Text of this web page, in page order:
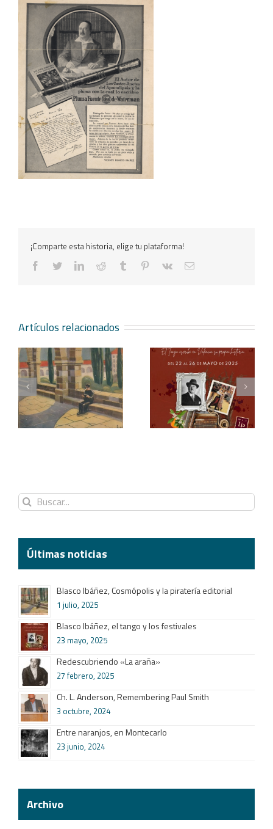
¡Comparte esta historia, elige tu plataforma!
facebooktwitterlinkedinreddit tumblr pinterest
vk
Correo
Artículos relacionados
Blasco Ibáñez, el tango
y los festivales
Redescubriendo «La
araña»
Buscar:
Últimas noticias
Blasco Ibáñez, Cosmópolis y la piratería editorial
1 julio, 2025
Blasco Ibáñez, el tango y los festivales
23 mayo, 2025
Redescubriendo «La araña»
27 febrero, 2025
Ch. L. Anderson, Remembering Paul Smith
3 octubre, 2024
Entre naranjos, en Montecarlo
23 junio, 2024
Archivo